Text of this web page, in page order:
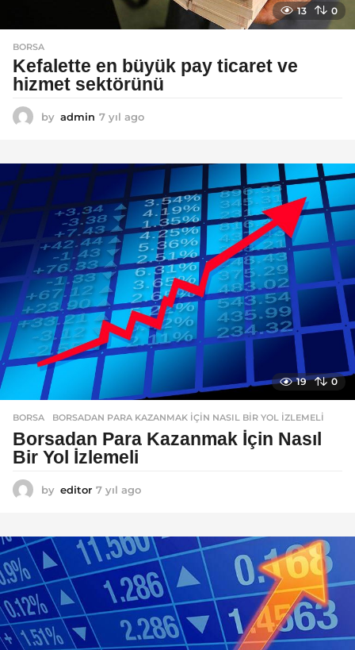
13 0
BORSA
Kefalette en büyük pay ticaret ve
hizmet sektörünü
by admin 7 yıl ago
l
g
o
19 0
BORSA BORSADAN PARA KAZANMAK İÇIN NASIL BIR YOL İZLEMELI
Borsadan Para Kazanmak İçin Nasıl
Bir Yol İzlemeli
by editor 7 yıl ago
l
a
g
o